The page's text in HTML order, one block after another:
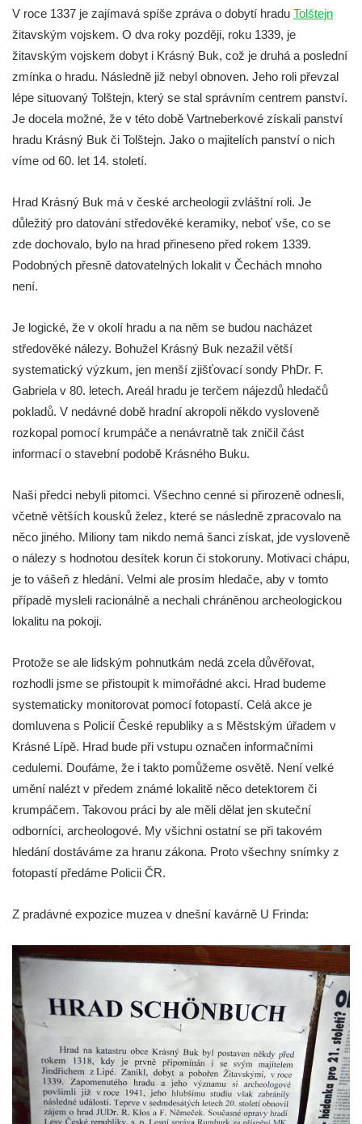
Horní Hrad, řečený Hauenštejn, okres
Karlovy Vary
Hrad Hartenberg (Hřebeny)
Hrad Přimda (Pfraumberg)
V roce 1337 je zajímavá spíše zpráva o dobytí hradu Tolštejn
žitavským vojskem. O dva roky později, roku 1339, je
žitavským vojskem dobyt i Krásný Buk, což je druhá a poslední
zmínka o hradu. Následně již nebyl obnoven. Jeho roli převzal
lépe situovaný Tolštejn, který se stal správním centrem panství.
Je docela možné, že v této době Vartneberkové získali panství
hradu Krásný Buk či Tolštejn. Jako o majitelích panství o nich
víme od 60. let 14. století.
Hrad Krásný Buk má v české archeologii zvláštní roli. Je
důležitý pro datování středověké keramiky, neboť vše, co se
zde dochovalo, bylo na hrad přineseno před rokem 1339.
Podobných přesně datovatelných lokalit v Čechách mnoho
není.
Je logické, že v okolí hradu a na něm se budou nacházet
středověké nálezy. Bohužel Krásný Buk nezažil větší
systematický výzkum, jen menší zjišťovací sondy PhDr. F.
Gabriela v 80. letech. Areál hradu je terčem nájezdů hledačů
pokladů. V nedávné době hradní akropoli někdo vysloveně
rozkopal pomocí krumpáče a nenávratně tak zničil část
informací o stavební podobě Krásného Buku.
Naši předci nebyli pitomci. Všechno cenné si přirozeně odnesli,
včetně větších kousků želez, které se následně zpracovalo na
něco jiného. Miliony tam nikdo nemá šanci získat, jde vysloveně
o nálezy s hodnotou desítek korun či stokoruny. Motivaci chápu,
je to vášeň z hledání. Velmi ale prosím hledače, aby v tomto
případě mysleli racionálně a nechali chráněnou archeologickou
lokalitu na pokoji.
Protože se ale lidským pohnutkám nedá zcela důvěřovat,
rozhodli jsme se přistoupit k mimořádné akci. Hrad budeme
systematicky monitorovat pomocí fotopastí. Celá akce je
domluvena s Policií České republiky a s Městským úřadem v
Krásné Lípě. Hrad bude při vstupu označen informačními
cedulemi. Doufáme, že i takto pomůžeme osvětě. Není velké
umění nalézt v předem známé lokalitě něco detektorem či
krumpáčem. Takovou práci by ale měli dělat jen skuteční
odborníci, archeologové. My všichni ostatní se při takovém
hledání dostáváme za hranu zákona. Proto všechny snímky z
fotopastí předáme Policii ČR.
Z pradávné expozice muzea v dnešní kavárně U Frinda: